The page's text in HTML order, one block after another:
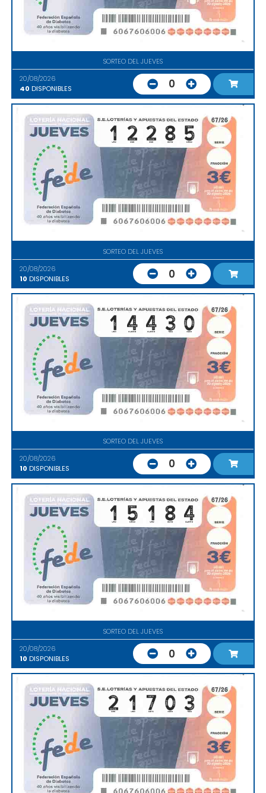
SORTEO DEL JUEVES
20/08/2026
40 DISPONIBLES 0
SORTEO DEL JUEVES
20/08/2026
10 DISPONIBLES 0
SORTEO DEL JUEVES
20/08/2026
10 DISPONIBLES 0
SORTEO DEL JUEVES
20/08/2026
10 DISPONIBLES 0